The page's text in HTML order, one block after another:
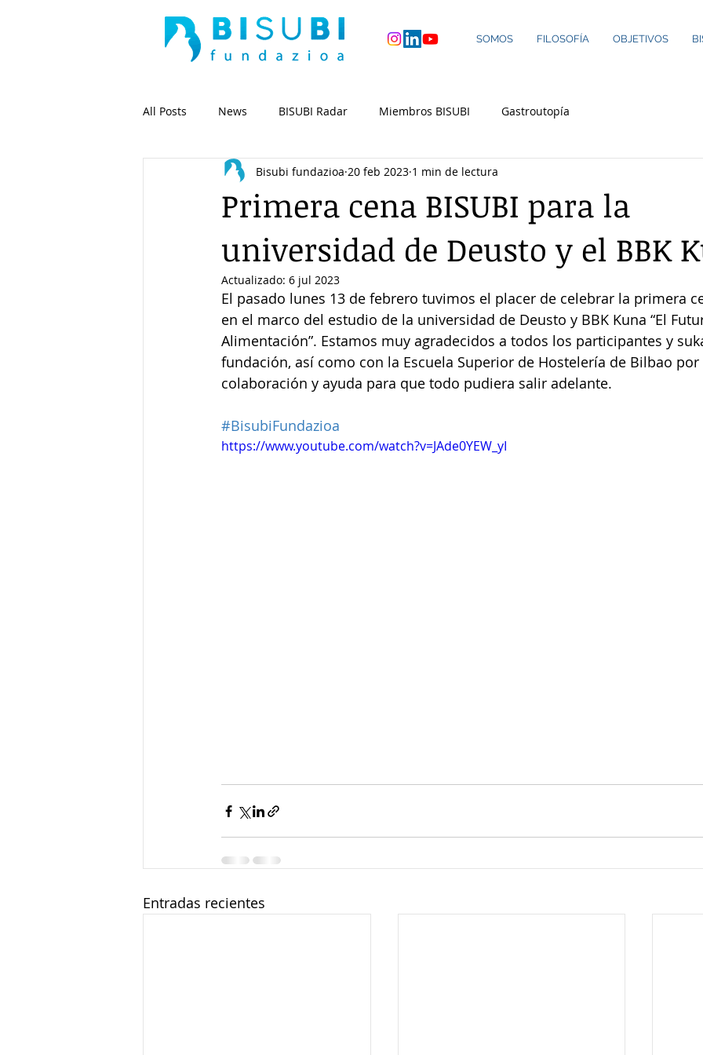
SOMOS FILOSOFÍA OBJETIVOS
All Posts News BISUBI Radar Miembros BISUBI Gastroutopía
Primera cena BISUBI para la
universidad de Deusto y el BBK
Bisubi fundazioa 20 feb 2023 1 min de lectura
Actualizado: 6 jul 2023
El pasado lunes 13 de febrero tuvimos el placer de celebrar la primera
en el marco del estudio de la universidad de Deusto y BBK Kuna “El
Alimentación”. Estamos muy agradecidos a todos los participantes y
fundación, así como con la Escuela Superior de Hostelería de Bilbao
colaboración y ayuda para que todo pudiera salir adelante.
#BisubiFundazioa
https://www.youtube.com/watch?v=JAde0YEW_yI
Entradas recientes